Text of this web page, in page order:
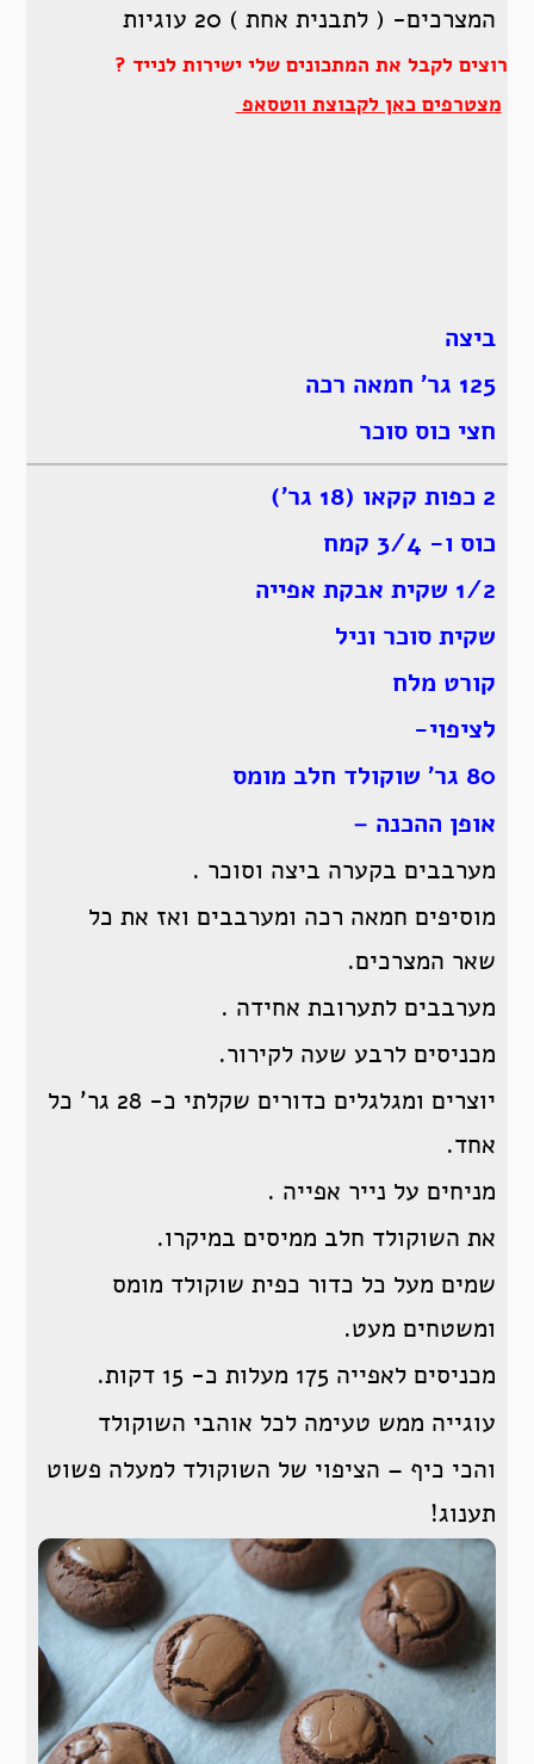
המצרכים- ( לתבנית אחת ) 20 עוגיות
רוצים לקבל את המתכונים שלי ישירות לנייד ?
מצטרפים כאן לקבוצת ווטסאפ
ביצה
125 גר’ חמאה רכה
חצי כוס סוכר
2 כפות קקאו (18 גר’)
כוס ו- 3/4 קמח
1/2 שקית אבקת אפייה
שקית סוכר וניל
קורט מלח
לציפוי-
80 גר’ שוקולד חלב מומס
אופן ההכנה –
מערבבים בקערה ביצה וסוכר .
מוסיפים חמאה רכה ומערבבים ואז את כל
שאר המצרכים.
מערבבים לתערובת אחידה .
מכניסים לרבע שעה לקירור.
יוצרים ומגלגלים כדורים שקלתי כ- 28 גר’ כל
אחד.
מניחים על נייר אפייה .
את השוקולד חלב ממיסים במיקרו.
שמים מעל כל כדור כפית שוקולד מומס
ומשטחים מעט.
מכניסים לאפייה 175 מעלות כ- 15 דקות.
עוגייה ממש טעימה לכל אוהבי השוקולד
והכי כיף – הציפוי של השוקולד למעלה פשוט
תענוג!